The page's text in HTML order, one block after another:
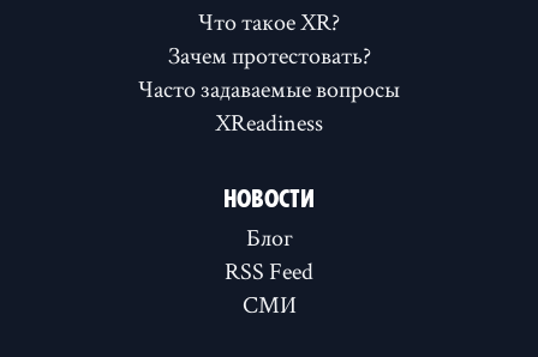
Что такое XR?
Зачем протестовать?
Часто задаваемые вопросы
XReadiness
НОВОСТИ
Блог
RSS Feed
СМИ